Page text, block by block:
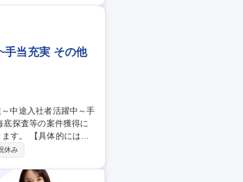
） 募集職種
手当充実 その他
には】
に向けた営業活動をご
の技術部門との間に
休み